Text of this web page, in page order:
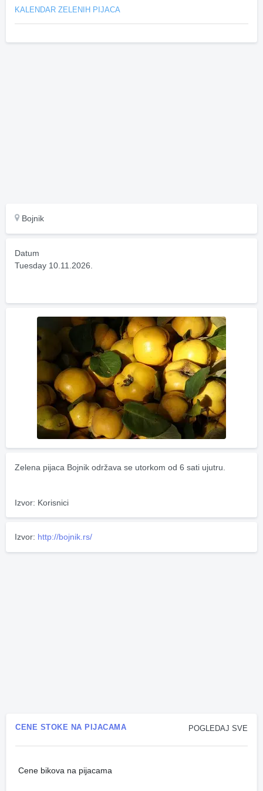
KALENDAR ZELENIH PIJACA
Bojnik
Datum
Tuesday 10.11.2026.
Zelena pijaca Bojnik održava se utorkom od 6 sati ujutru.
Izvor: Korisnici
Izvor: http://bojnik.rs/
POGLEDAJ SVE
CENE STOKE NA PIJACAMA
Cene bikova na pijacama